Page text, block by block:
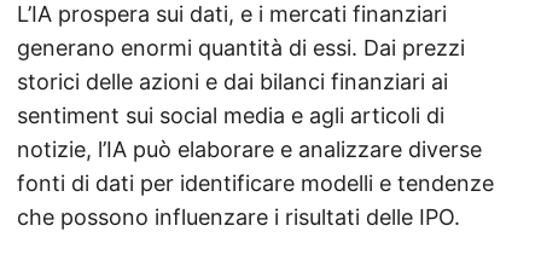
L’IA prospera sui dati, e i mercati finanziari
generano enormi quantità di essi. Dai prezzi
storici delle azioni e dai bilanci finanziari ai
sentiment sui social media e agli articoli di
notizie, l’IA può elaborare e analizzare diverse
fonti di dati per identificare modelli e tendenze
che possono influenzare i risultati delle IPO.